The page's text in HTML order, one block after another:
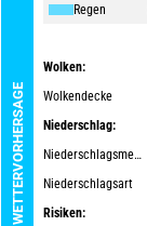
WETTERVORHERSAGE
Regen
Wolken:
Wolkendecke
Niederschlag:
Niederschlagsmenge
Niederschlagsart
Risiken: